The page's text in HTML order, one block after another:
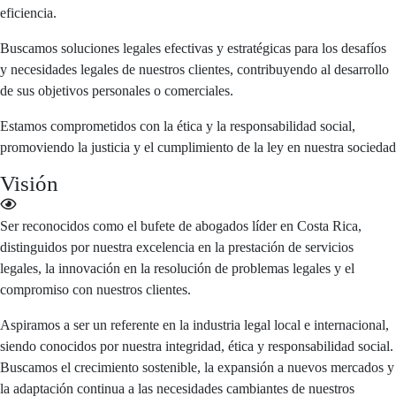
eficiencia.
Buscamos soluciones legales efectivas y estratégicas para los desafíos
y necesidades legales de nuestros clientes, contribuyendo al desarrollo
de sus objetivos personales o comerciales.
Estamos comprometidos con la ética y la responsabilidad social,
promoviendo la justicia y el cumplimiento de la ley en nuestra sociedad
Visión
Ser reconocidos como el bufete de abogados líder en Costa Rica,
distinguidos por nuestra excelencia en la prestación de servicios
legales, la innovación en la resolución de problemas legales y el
compromiso con nuestros clientes.
Aspiramos a ser un referente en la industria legal local e internacional,
siendo conocidos por nuestra integridad, ética y responsabilidad social.
Buscamos el crecimiento sostenible, la expansión a nuevos mercados y
la adaptación continua a las necesidades cambiantes de nuestros